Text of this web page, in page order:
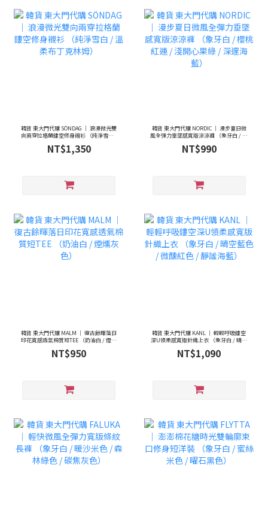
韓貨 東大門代購 SÖNDAG ｜ 浪漫微光雙
向兩穿拉格蘭鏤空修身襯衫 （純淨雪白 /
溫柔布丁克林姆）
NT$1,350
韓貨 東大門代購 NORDIC ｜ 漫步夏日微
風全彈力垂墜感寬版涼涼褲 （象牙白 / 櫻
桃紅運 / 淺開心果綠 / 深邃海藍）
NT$990
韓貨 東大門代購 MALM ｜ 復古餘暉落日
印花寬感透氣棉質短TEE （奶油白 / 煙燻
灰色）
NT$950
韓貨 東大門代購 KANL ｜ 輕輕呼吸鏤空
深U領柔感寬版針織上衣 （象牙白 / 晴空
藍色 / 微醺紅色 / 靜謐海藍）
NT$1,090